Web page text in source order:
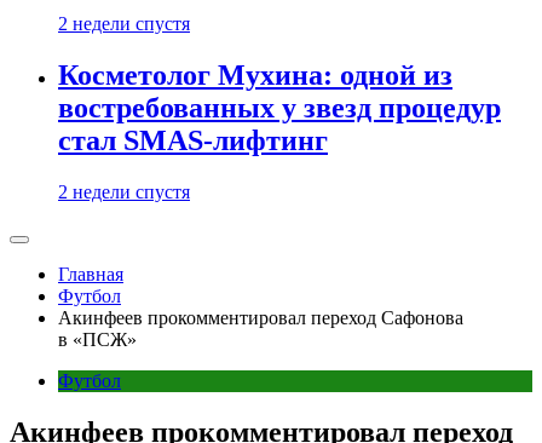
2 недели спустя
Косметолог Мухина: одной из
востребованных у звезд процедур
стал SMAS-лифтинг
2 недели спустя
Главная
Футбол
Акинфеев прокомментировал переход Сафонова
в «ПСЖ»
Футбол
Акинфеев прокомментировал переход